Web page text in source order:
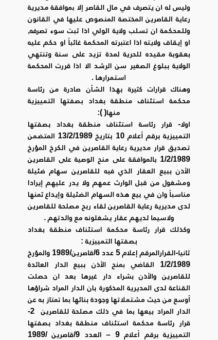
وليس له ان يتصرف في مال القاصر إلا بموافقة مديرية
رعاية القاصرين المختصة المنصوص عليها في القانون
وللمحكمة ان تسلب ولاية الولي اذا ثبت سوء تصرفه,
او إيقاف ولايته اذا اعتبرته المحكمة غائباً او حكم عليه
بعقوبة مقيده للحرية لمدة تزيد على سنة وتنتهي
الولاية ببلوغ الصغير سن الرشد الا اذا قررت المحكمة
استمرارها .
وهناك قرارات كثيرة بهذا الشأن صادرة من رئاسة
محكمة استئناف منطقة بغداد بصفتها التمييزية
منها( ):
اولا- قرار رئاسة استئناف منطقة بغداد بصفتها
التمييزية برقم أعلام 10 بتاريخ 13/2/1989 المتضمن
تصديق قرار مديرية رعاية القاصرين في الكرخ المؤرخ
1/2/1989 بالموافقة على منح الوصية على القاصرين
الأذن ببيع العقار الذي فيه للقاصرين سهام ضئيلة
ومشغول من قبل الوارث عمهم ولا يدر عليهم إيرادا
مناسباً وان في بيع هذه السهام الضئيلة وإيداع ثمنها
لدى مديرية رعاية القاصرين لقاء ربح مصلحة للقاصرين
ولاسيما لديهم عقار يشغلونه مع والدتهم .
وكذلك قرار رئاسة محكمة استئناف منطقة بغداد
بصفتها التمييزية :
ثانيا-القرارالمرقم إعلام 5 عدد 6/قاصرين/1989 والمؤرخ
1/2/1989 القاضي بمنح الأذن ببيع الدار العائدة
للقاصرين والأذن بشراء دار غيرها بعد ان حصلت
القناعة لدى المديرية المذكورة بان الدار المراد شراؤها
أوسع من حيث مشتملاتها وجودة بنائها بما تمتاز به عن
الدار المراد بيعها بما في ذلك مصلحة للقاصرين 2-
قرار رئاسة محكمة استئناف منطقة بغداد بصفتها
التمييزية برقم أعلام 9 – العدد 9/قاصرين /1989